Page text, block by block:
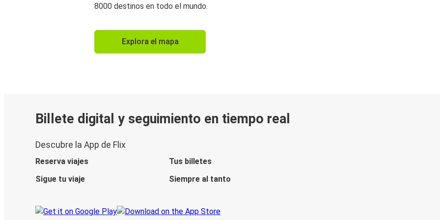
8000 destinos en todo el mundo.
Explora el mapa
Billete digital y seguimiento en tiempo real
Descubre la App de Flix
Reserva viajes
Tus billetes
Sigue tu viaje
Siempre al tanto